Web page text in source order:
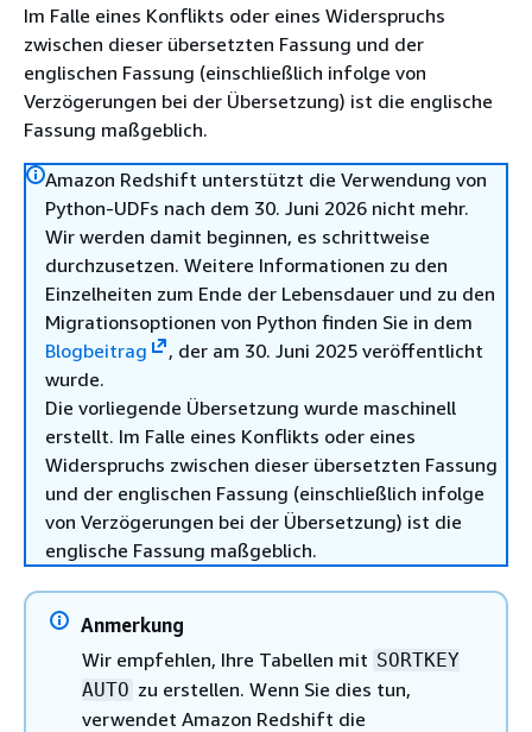
Im Falle eines Konflikts oder eines Widerspruchs
zwischen dieser übersetzten Fassung und der
englischen Fassung (einschließlich infolge von
Verzögerungen bei der Übersetzung) ist die englische
Fassung maßgeblich.
Amazon Redshift unterstützt die Verwendung von
Python-UDFs nach dem 30. Juni 2026 nicht mehr.
Wir werden damit beginnen, es schrittweise
durchzusetzen. Weitere Informationen zu den
Einzelheiten zum Ende der Lebensdauer und zu den
Migrationsoptionen von Python finden Sie in dem
Blogbeitrag
, der am 30. Juni 2025 veröffentlicht
wurde.
Die vorliegende Übersetzung wurde maschinell
erstellt. Im Falle eines Konflikts oder eines
Widerspruchs zwischen dieser übersetzten Fassung
und der englischen Fassung (einschließlich infolge
von Verzögerungen bei der Übersetzung) ist die
englische Fassung maßgeblich.
Anmerkung
Wir empfehlen, Ihre Tabellen mit SORTKEY
AUTO zu erstellen. Wenn Sie dies tun,
verwendet Amazon Redshift die